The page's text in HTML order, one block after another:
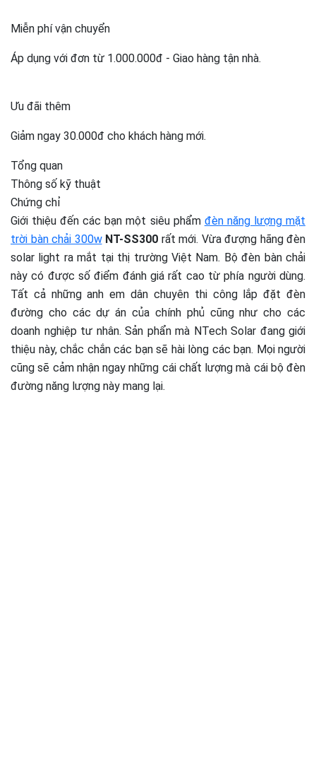
Miễn phí vận chuyển
Áp dụng với đơn từ 1.000.000đ - Giao hàng tận nhà.
Ưu đãi thêm
Giảm ngay 30.000đ cho khách hàng mới.
Tổng quan
Thông số kỹ thuật
Chứng chỉ
Giới thiệu đến các bạn một siêu phẩm đèn năng lượng mặt
trời bàn chải 300w NT-SS300 rất mới. Vừa đượng hãng đèn
solar light ra mắt tại thị trường Việt Nam. Bộ đèn bàn chải
này có được số điểm đánh giá rất cao từ phía người dùng.
Tất cả những anh em dân chuyên thi công lắp đặt đèn
đường cho các dự án của chính phủ cũng như cho các
doanh nghiệp tư nhân. Sản phẩn mà NTech Solar đang giới
thiệu này, chắc chắn các bạn sẽ hài lòng các bạn. Mọi người
cũng sẽ cảm nhận ngay những cái chất lượng mà cái bộ đèn
đường năng lượng này mang lại.